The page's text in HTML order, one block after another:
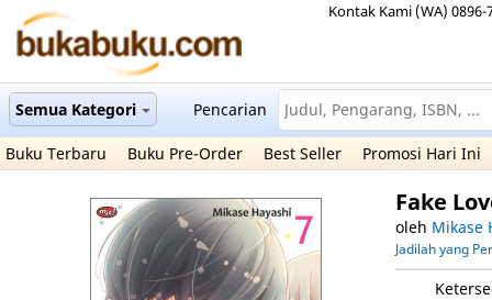
Kontak Kami (WA) 0896-
Semua Kategori Pencarian
Buku Terbaru Buku Pre-Order Best Seller Promosi Hari Ini
Fake
oleh Mikase
Jadilah yang